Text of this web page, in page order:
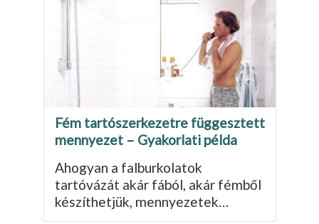
Fém tartószerkezetre függesztett
mennyezet – Gyakorlati példa
Ahogyan a falburkolatok
tartóvázát akár fából, akár fémből
készíthetjük, mennyezetek…